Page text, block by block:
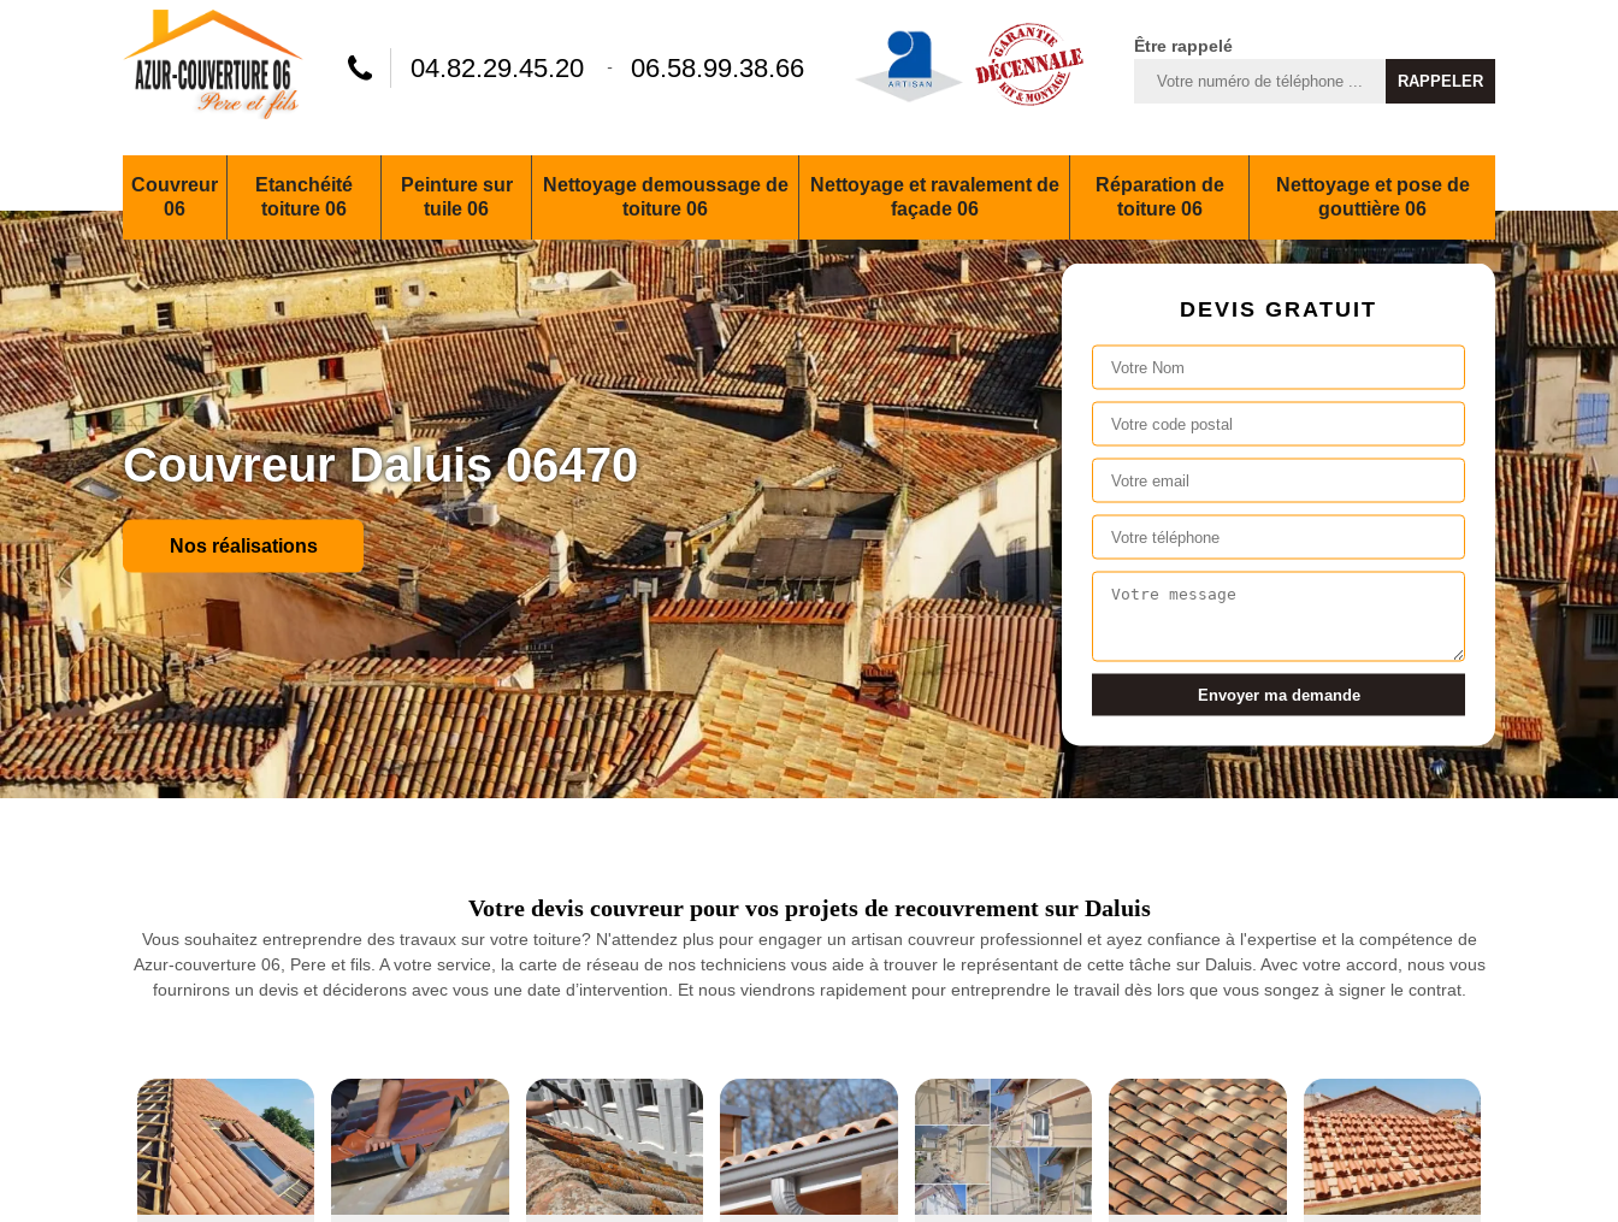
04.82.29.45.20 - 06.58.99.38.66
Être rappelé
Couvreur
06
Etanchéité
toiture 06
Peinture sur
tuile 06
Nettoyage demoussage de
toiture 06
Nettoyage et ravalement de
façade 06
Réparation de
toiture 06
Nettoyage et pose de
gouttière 06
Couvreur Daluis 06470
Nos réalisations
DEVIS GRATUIT
Votre devis couvreur pour vos projets de recouvrement sur Daluis
Vous souhaitez entreprendre des travaux sur votre toiture? N'attendez plus pour engager un artisan couvreur professionnel et ayez confiance à l'expertise et la compétence de
Azur-couverture 06, Pere et fils. A votre service, la carte de réseau de nos techniciens vous aide à trouver le représentant de cette tâche sur Daluis. Avec votre accord, nous vous
fournirons un devis et déciderons avec vous une date d’intervention. Et nous viendrons rapidement pour entreprendre le travail dès lors que vous songez à signer le contrat.